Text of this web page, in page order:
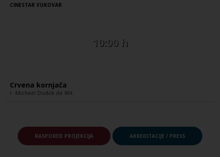
CINESTAR VUKOVAR
10:00 h
Crvena kornjača
r. Michael Dudok de Wit
RASPORED PROJEKCIJA AKREDITACIJE / PRESS